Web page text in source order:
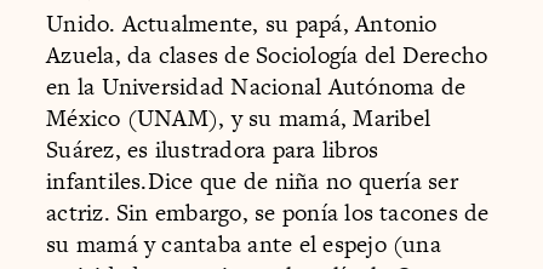
Unido. Actualmente, su papá, Antonio
Azuela, da clases de Sociología del Derecho
en la Universidad Nacional Autónoma de
México (UNAM), y su mamá, Maribel
Suárez, es ilustradora para libros
infantiles.Dice que de niña no quería ser
actriz. Sin embargo, se ponía los tacones de
su mamá y cantaba ante el espejo (una